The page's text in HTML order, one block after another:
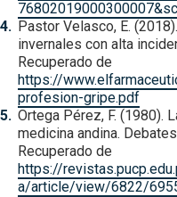
Pastor Velasco, E.
invernales con alta
Recuperado de
https://
profesion-gripe.pdf
Ortega Pérez, F. (1980).
medicina andina.
Recuperado de
https://
a/article/view/6822/